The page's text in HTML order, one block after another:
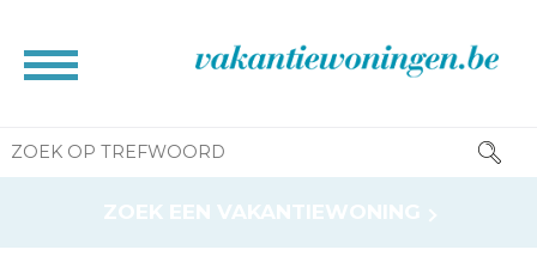
ZOEK EEN VAKANTIEWONING